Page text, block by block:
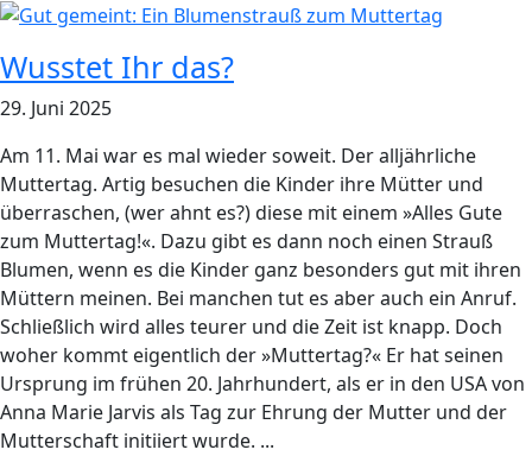
Wusstet Ihr das?
29. Juni 2025
Am 11. Mai war es mal wieder soweit. Der alljährliche
Muttertag. Artig besuchen die Kinder ihre Mütter und
überraschen, (wer ahnt es?) diese mit einem »Alles Gute
zum Muttertag!«. Dazu gibt es dann noch einen Strauß
Blumen, wenn es die Kinder ganz besonders gut mit ihren
Müttern meinen. Bei manchen tut es aber auch ein Anruf.
Schließlich wird alles teurer und die Zeit ist knapp. Doch
woher kommt eigentlich der »Muttertag?« Er hat seinen
Ursprung im frühen 20. Jahrhundert, als er in den USA von
Anna Marie Jarvis als Tag zur Ehrung der Mutter und der
Mutterschaft initiiert wurde. ...